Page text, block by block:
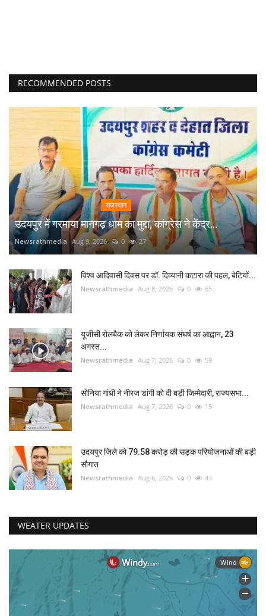
RECOMMENDED POSTS
राजस्थान
उदयपुर में गरमाया मानगढ़ धाम का मुद्दा, कांग्रेस ने केंद्र...
Newsrathmedia Aug 9, 2026 0 27
विश्व आदिवासी दिवस पर डॉ. दिव्यानी कटारा की पहल, बेटियों...
Newsrathmedia Aug 8, 2026 0 65
यूजीसी रोलबैक को लेकर निर्णायक संघर्ष का आह्वान, 23
अगस्त...
Newsrathmedia Aug 7, 2026 0 59
सोनिया गांधी ने नीरज डांगी को दी बड़ी जिम्मेदारी, राज्यसभा...
Newsrathmedia Aug 7, 2026 0 15
उदयपुर जिले को 79.58 करोड़ की सड़क परियोजनाओं की बड़ी
सौगात
Newsrathmedia Aug 6, 2026 0 43
WEATER UPDATES